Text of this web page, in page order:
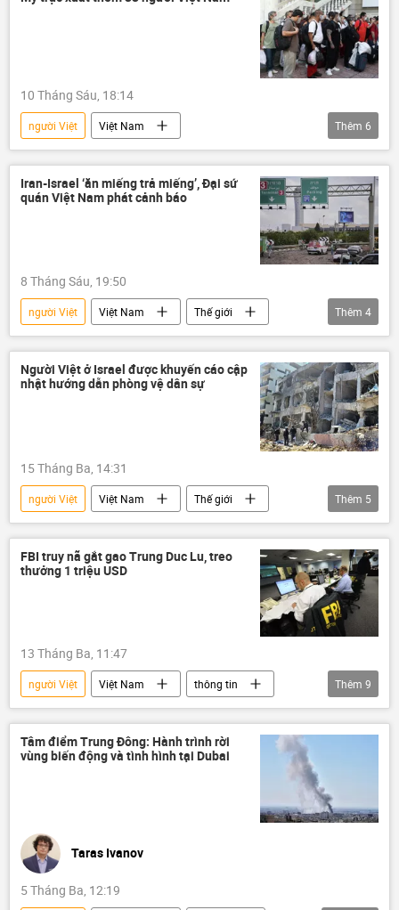
10 Tháng Sáu, 18:14
người Việt
Việt Nam
Thành phố Hồ Chí Minh
công an
Pháp luật
thông tin
trục xuất
bị trục xuất
Thêm 6
Iran-Israel ‘ăn miếng trả miếng’, Đại sứ
quán Việt Nam phát cảnh báo
8 Tháng Sáu, 19:50
người Việt Việt Nam
Thế giới
Israel
UAV
thông tin
Iran
Thêm 4
Người Việt ở Israel được khuyến cáo cập
nhật hướng dẫn phòng vệ dân sự
15 Tháng Ba, 14:31
người Việt Việt Nam
Thế giới
Quân sự
Chính trị
an ninh
Israel
Trung Đông
Thêm 5
FBI truy nã gắt gao Trung Duc Lu, treo
thưởng 1 triệu USD
13 Tháng Ba, 11:47
người Việt Việt Nam
thông tin
tội phạm
FBI
Hoa Kỳ
giết
vụ giết người
bị giết
vụ giết người
giết người
Thêm 9
Tâm điểm Trung Đông: Hành trình rời
vùng biến động và tình hình tại Dubai
Taras Ivanov
5 Tháng Ba, 12:19